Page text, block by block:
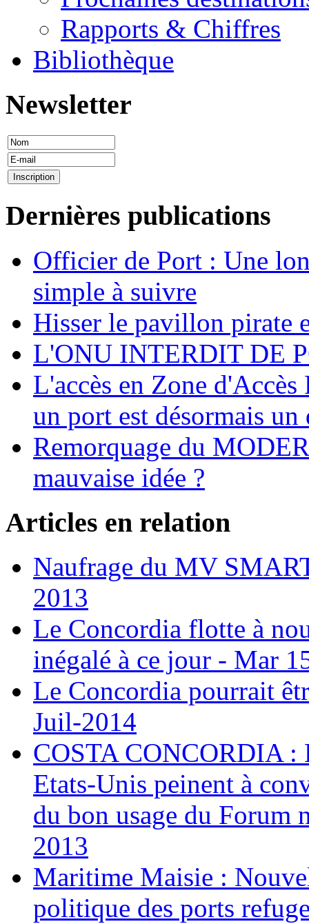
Rapports & Chiffres
Bibliothèque
Newsletter
Dernières publications
Officier de Port : Une
simple à suivre
Hisser le pavillon pirate
L'ONU INTERDIT DE
L'accès en Zone
un port est désormais un
Remorquage du
mauvaise idée ?
Articles en relation
Naufrage du MV
2013
Le Concordia flotte à
inégalé à ce jour - Mar
Le Concordia pourrait
Juil-2014
COSTA CONCORDIA :
Etats-Unis peinent à
du bon usage du Forum
2013
Maritime Maisie :
politique des ports